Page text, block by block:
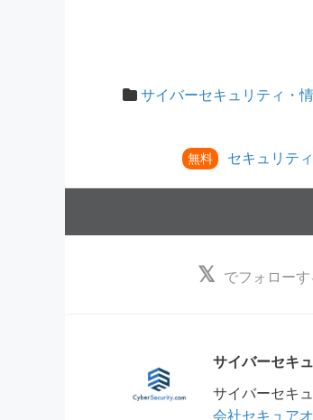
サイバーセキュリティ・
無料 セキュリテ
でフォローす
サイバーセキ
サイバーセキ
会社セキュア